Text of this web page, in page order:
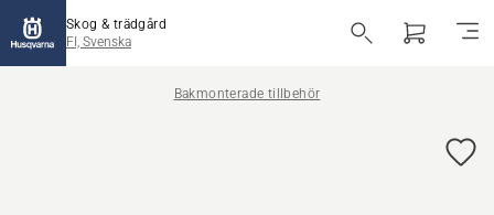
Skog & trädgård
FI, Svenska
Bakmonterade tillbehör